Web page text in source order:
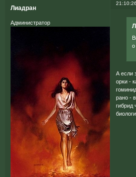
21:10:26
Лиадран
Администратор
о
А если
орки -
рано -
гибрид